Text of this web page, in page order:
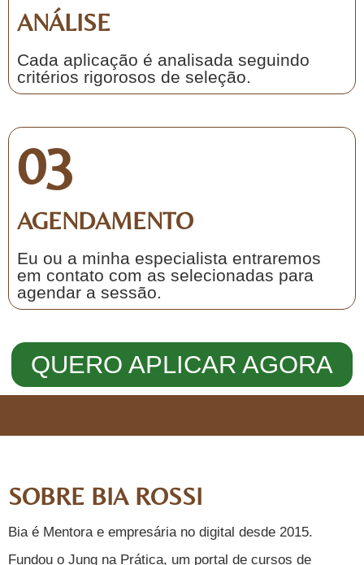
ANÁLISE
Cada aplicação é analisada seguindo
critérios rigorosos de seleção.
03
AGENDAMENTO
Eu ou a minha especialista entraremos
em contato com as selecionadas para
agendar a sessão.
QUERO APLICAR AGORA
SOBRE BIA ROSSI
Bia é Mentora e empresária no digital desde 2015.
Fundou o Jung na Prática, um portal de cursos de